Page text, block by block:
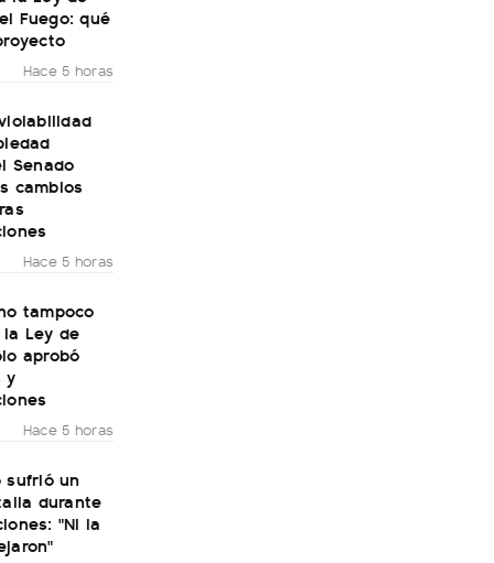
Fuego: qué
Hace 5 horas
Senado
cambios
Hace 5 horas
tampoco
Ley de
aprobó
y
Hace 5 horas
sufrió un
durante
"Ni la